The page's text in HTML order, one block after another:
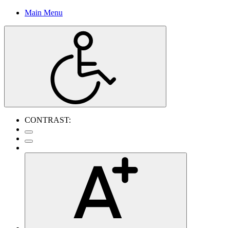
Main Menu
CONTRAST: